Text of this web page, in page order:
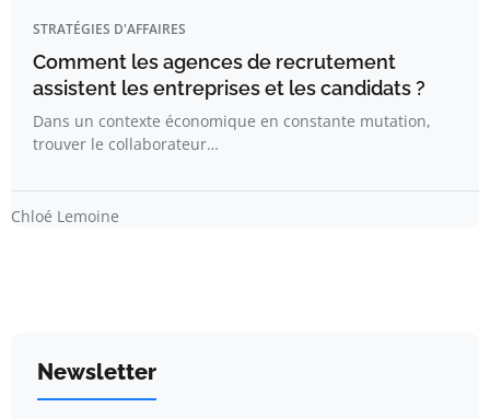
STRATÉGIES D'AFFAIRES
Comment les agences de recrutement
assistent les entreprises et les candidats ?
Dans un contexte économique en constante mutation,
trouver le collaborateur…
Chloé Lemoine
Newsletter